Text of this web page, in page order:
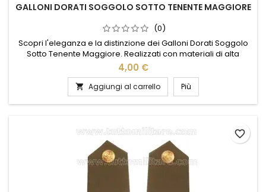
GALLONI DORATI SOGGOLO SOTTO TENENTE MAGGIORE
(0)
Scopri l'eleganza e la distinzione dei Galloni Dorati Soggolo
Sotto Tenente Maggiore. Realizzati con materiali di alta
qualità, questi galloni rappresentano un simbolo di prestigio
e autorità. Il loro design raffinato e la finitura dorata
aggiungono un tocco di classe a qualsiasi uniforme,
rendendoli ideali per cerimonie e occasioni formali. Facili
da...
4,00 €
 Aggiungi al carrello Più
favorite_border